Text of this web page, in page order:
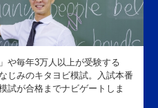
や毎年3万人以上が受験する
じみのキタヨビ模試。入試本番
試が合格までナビゲートしま